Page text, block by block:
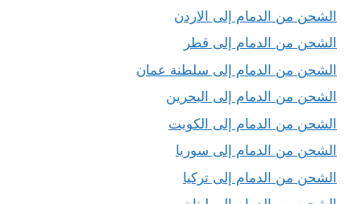
الشحن من الدمام إلى الاردن
الشحن من الدمام إلى قطر
الشحن من الدمام إلى سلطنة عمان
الشحن من الدمام إلى البحرين
الشحن من الدمام إلى الكويت
الشحن من الدمام إلى سوريا
الشحن من الدمام إلى تركيا